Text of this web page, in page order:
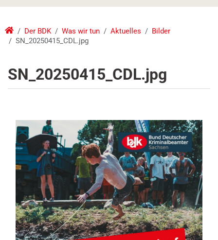
Der BDK Was wir tun Aktuelles
Bilder
SN_20250415_CDL.jpg
SN_20250415_CDL.jpg